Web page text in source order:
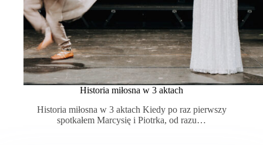
Historia miłosna w 3 aktach
Historia miłosna w 3 aktach Kiedy po raz pierwszy
spotkałem Marcysię i Piotrka, od razu…